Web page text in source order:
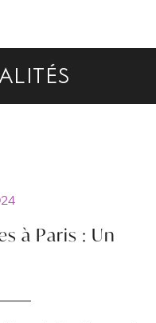
à Paris : Un